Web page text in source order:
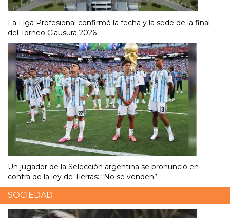
La Liga Profesional confirmó la fecha y la sede de la final
del Torneo Clausura 2026
Un jugador de la Selección argentina se pronunció en
contra de la ley de Tierras: “No se venden”
SOCIEDAD